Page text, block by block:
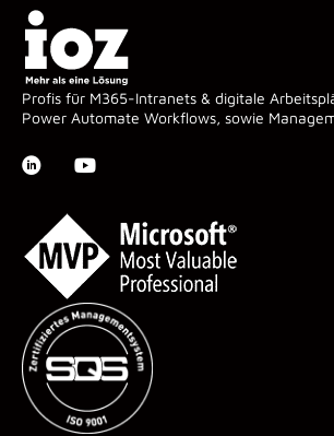
Profis für M365-Intranets & digitale
Power Automate Workflows, sowie